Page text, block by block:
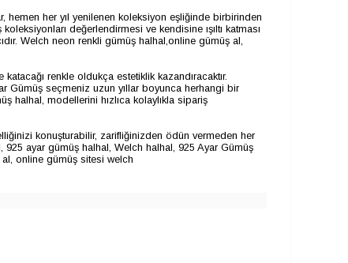
hemen her yıl yenilenen koleksiyon eşliğinde birbirinden
değerlendirmesi ve kendisine ışıltı katması
Welch neon renkli gümüş halhal,online gümüş al,
renkle oldukça estetiklik kazandıracaktır.
Gümüş seçmeniz uzun yıllar boyunca herhangi bir
halhal, modellerini hızlıca kolaylıkla sipariş
konuşturabilir, zarifliğinizden ödün vermeden her
ayar gümüş halhal, Welch halhal, 925 Ayar Gümüş
al, online gümüş sitesi welch